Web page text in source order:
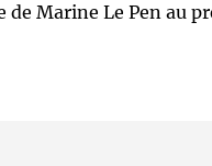
Marine Le Pen au